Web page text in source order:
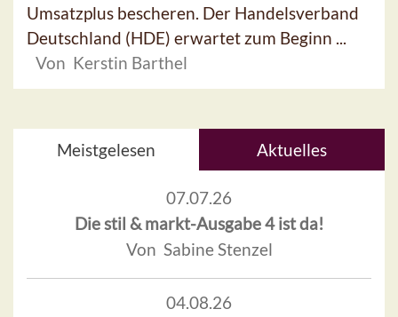
Umsatzplus bescheren. Der Handelsverband
Deutschland (HDE) erwartet zum Beginn ...
Von Kerstin Barthel
Meistgelesen Aktuelles
07.07.26
Die stil & markt-Ausgabe 4 ist da!
Von Sabine Stenzel
04.08.26